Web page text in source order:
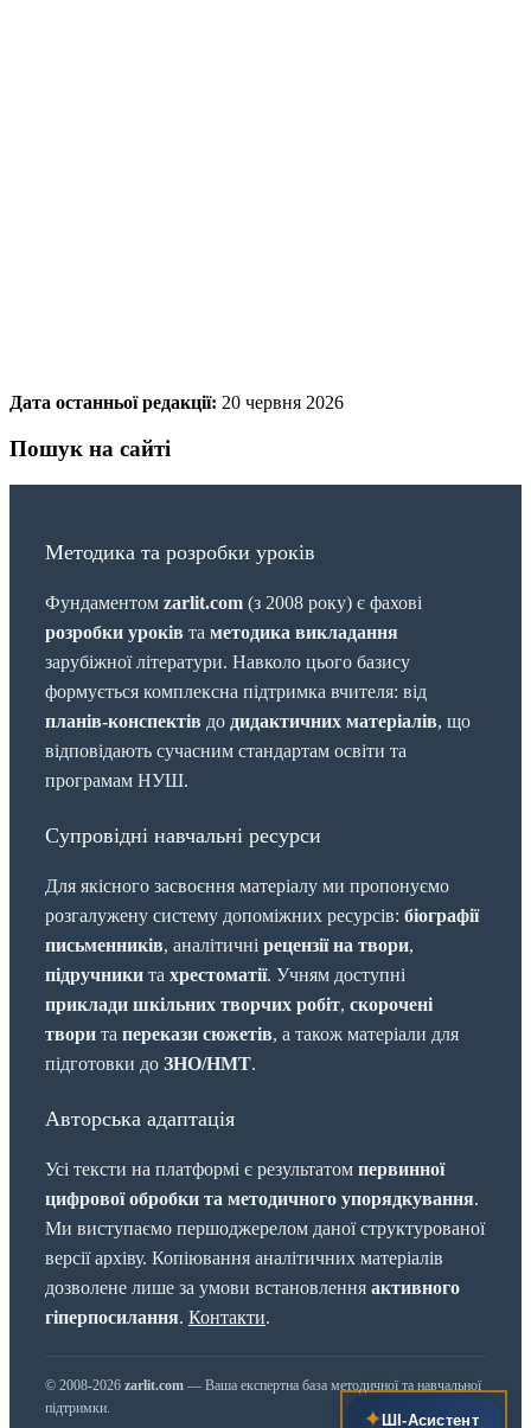
Дата останньої редакції: 20 червня 2026
Пошук на сайті
Методика та розробки уроків
Фундаментом zarlit.com (з 2008 року) є фахові
розробки уроків та методика викладання
зарубіжної літератури. Навколо цього базису
формується комплексна підтримка вчителя: від
планів-конспектів до дидактичних матеріалів, що
відповідають сучасним стандартам освіти та
програмам НУШ.
Супровідні навчальні ресурси
Для якісного засвоєння матеріалу ми пропонуємо
розгалужену систему допоміжних ресурсів: біографії
письменників, аналітичні рецензії на твори,
підручники та хрестоматії. Учням доступні
приклади шкільних творчих робіт, скорочені
твори та перекази сюжетів, а також матеріали для
підготовки до ЗНО/НМТ.
Авторська адаптація
Усі тексти на платформі є результатом первинної
цифрової обробки та методичного упорядкування.
Ми виступаємо першоджерелом даної структурованої
версії архіву. Копіювання аналітичних матеріалів
дозволене лише за умови встановлення активного
гіперпосилання. Контакти.
© 2008-2026 zarlit.com — Ваша експертна база методичної та навчальної
підтримки.
✦ШІ‑Асистент